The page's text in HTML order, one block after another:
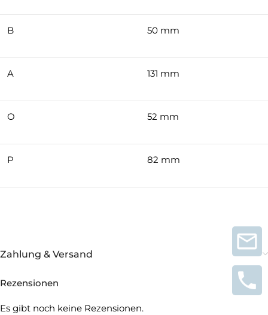
B 50 mm
A 131 mm
O 52 mm
P 82 mm
Zahlung & Versand
Rezensionen
Es gibt noch keine Rezensionen.